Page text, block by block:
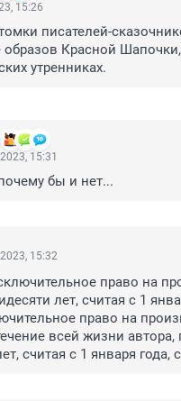
15:26
писателей-
Красной
утренниках.
15:31
бы и нет...
15:32
право на
лет, считая с 1
право на
всей жизни
считая с 1 января